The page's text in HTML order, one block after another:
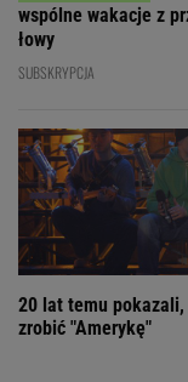
wspólne wakacje z
łowy
SUBSKRYPCJA
20 lat temu pokazali,
zrobić "Amerykę"